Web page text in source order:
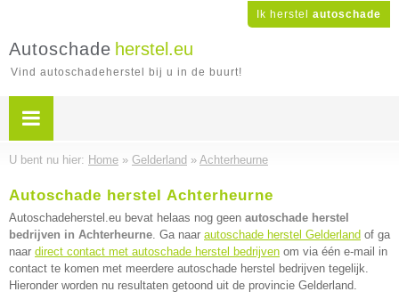
Ik herstel autoschade
Autoschade herstel.eu
Vind autoschadeherstel bij u in de buurt!
U bent nu hier: Home » Gelderland » Achterheurne
Autoschade herstel Achterheurne
Autoschadeherstel.eu bevat helaas nog geen autoschade herstel
bedrijven in Achterheurne. Ga naar autoschade herstel Gelderland of ga
naar direct contact met autoschade herstel bedrijven om via één e-mail in
contact te komen met meerdere autoschade herstel bedrijven tegelijk.
Hieronder worden nu resultaten getoond uit de provincie Gelderland.